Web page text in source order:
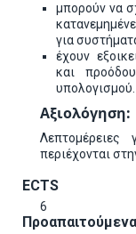
μπορούν να
για
έχουν
και
υπολογισμού.
Αξιολόγηση:
περιέχονται
ECTS
6
Προαπαιτούμενα